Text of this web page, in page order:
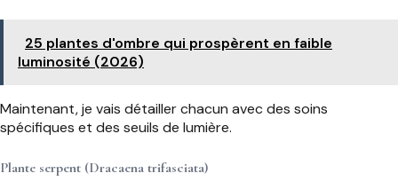
25 plantes d'ombre qui prospèrent en faible
luminosité (2026)
Maintenant, je vais détailler chacun avec des soins
spécifiques et des seuils de lumière.
Plante serpent (Dracaena trifasciata)